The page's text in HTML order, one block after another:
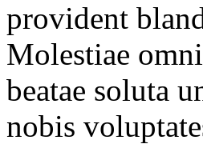
provident
Molestiae
beatae soluta
nobis